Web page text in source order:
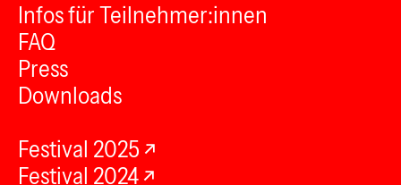
Infos für Teilnehmer:innen
FAQ
Press
Downloads
Festival 2025
Festival 2024